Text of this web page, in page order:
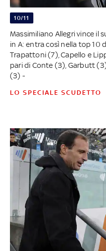
10/11
Massimiliano Allegri vince il
in A: entra così nella top 10
Trapattoni (7), Capello e
pari di Conte (3), Garbutt
(3) -
LO SPECIALE SCUDETTO